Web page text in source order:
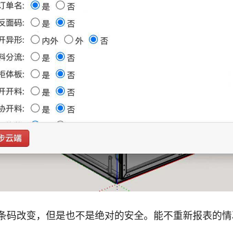
改变，但是也不是绝对的安全。能不重新报表的